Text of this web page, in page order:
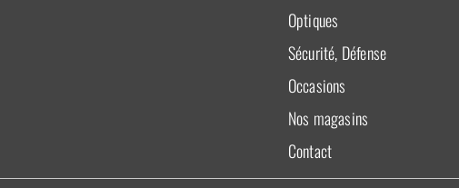
Optiques
Sécurité, Défense
Occasions
Nos magasins
Contact